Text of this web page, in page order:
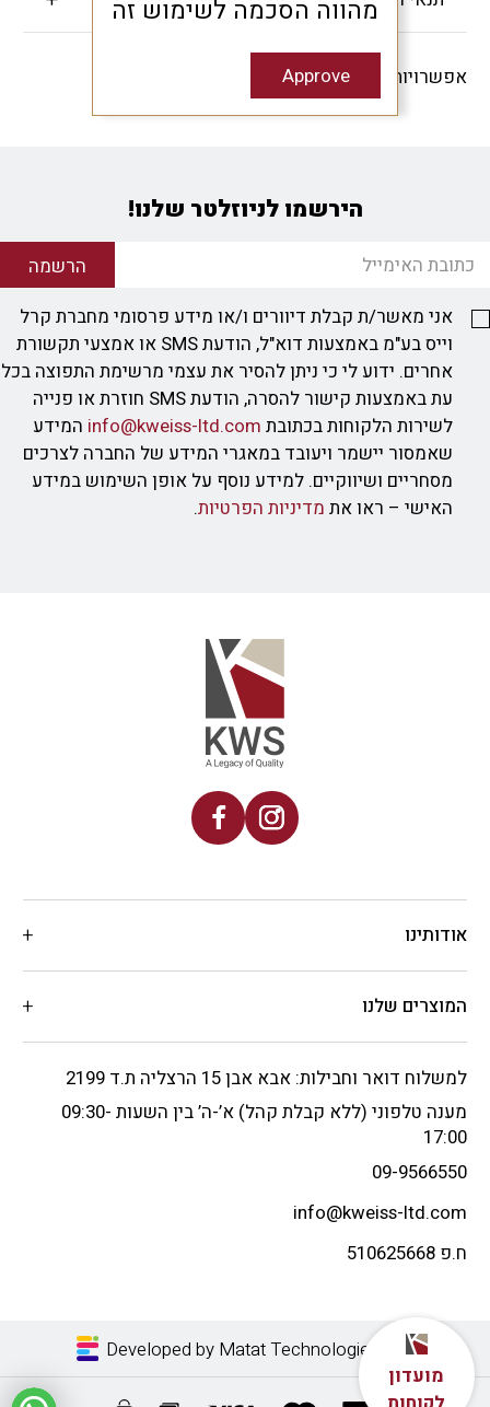
אפשרויות שיתוף -
הירשמו לניוזלטר שלנו!
הרשמה
אני מאשר/ת קבלת דיוורים ו/או מידע פרסומי מחברת קרל
וייס בע"מ באמצעות דוא"ל, הודעת SMS או אמצעי תקשורת
אחרים. ידוע לי כי ניתן להסיר את עצמי מרשימת התפוצה בכל
עת באמצעות קישור להסרה, הודעת SMS חוזרת או פנייה
לשירות הלקוחות בכתובת info@kweiss-ltd.com המידע
שאמסור יישמר ויעובד במאגרי המידע של החברה לצרכים
מסחריים ושיווקיים. למידע נוסף על אופן השימוש במידע
האישי – ראו את מדיניות הפרטיות.
אודותינו
המוצרים שלנו
למשלוח דואר וחבילות: אבא אבן 15 הרצליה ת.ד 2199
מענה טלפוני (ללא קבלת קהל) א’-ה’ בין השעות 09:30-
17:00
09-9566550
info@kweiss-ltd.com
ח.פ 510625668
Developed by Matat Technologies LTD
מועדון
מהווה הסכמה לשימוש זה
Approve